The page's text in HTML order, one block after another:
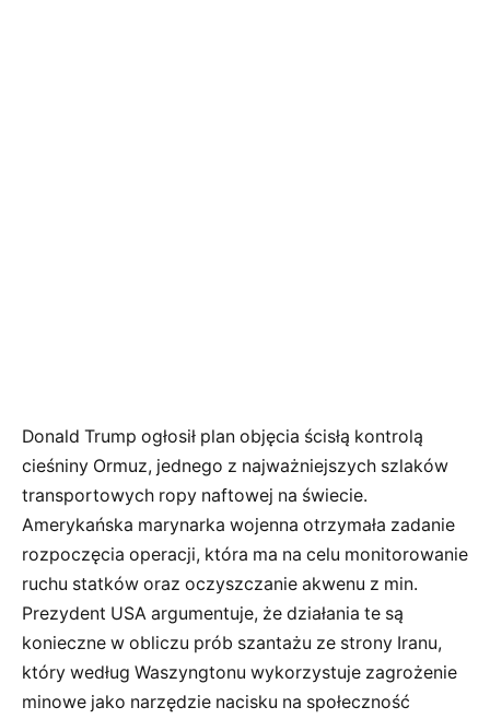
Donald Trump ogłosił plan objęcia ścisłą kontrolą
cieśniny Ormuz, jednego z najważniejszych szlaków
transportowych ropy naftowej na świecie.
Amerykańska marynarka wojenna otrzymała zadanie
rozpoczęcia operacji, która ma na celu monitorowanie
ruchu statków oraz oczyszczanie akwenu z min.
Prezydent USA argumentuje, że działania te są
konieczne w obliczu prób szantażu ze strony Iranu,
który według Waszyngtonu wykorzystuje zagrożenie
minowe jako narzędzie nacisku na społeczność